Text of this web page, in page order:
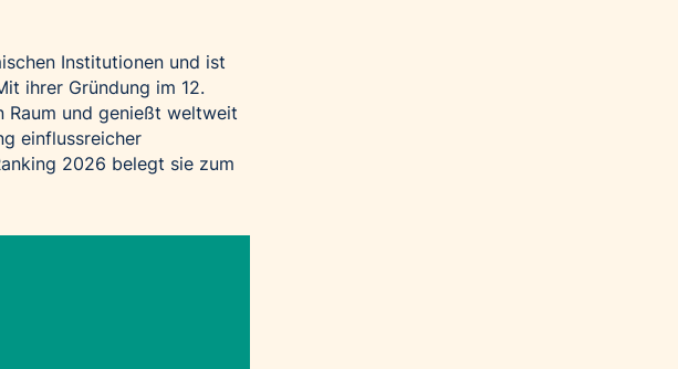
Institutionen und ist
ihrer Gründung im 12.
und genießt weltweit
einflussreicher
2026 belegt sie zum